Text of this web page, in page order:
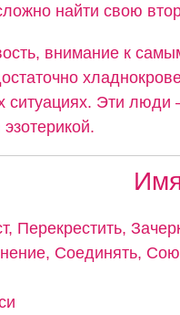
найти свою
внимание к
ситуациях. Эти люди
Перекрестить,
Соединять,